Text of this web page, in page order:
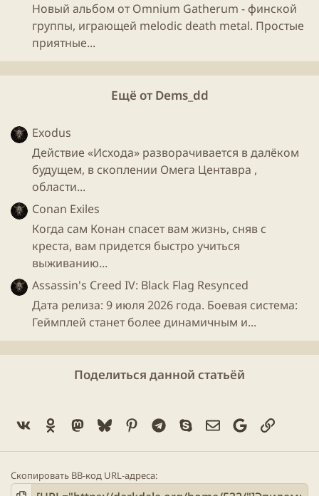
Новый альбом от Omnium Gatherum - финской
группы, играющей melodic death metal. Простые
приятные...
Ещё от Dems_dd
Exodus
Действие «Исхода» разворачивается в далёком
будущем, в скоплении Омега Центавра ,
области...
Conan Exiles
Когда сам Конан спасет вам жизнь, сняв с
креста, вам придется быстро учиться
выживанию...
Assassin's Creed IV: Black Flag Resynced
Дата релиза: 9 июля 2026 года. Боевая система:
Геймплей станет более динамичным и...
Поделиться данной статьёй
Vk Ok Mastodon
BlueskyPinterestTelegram
SkypeЭлектронная
GoogleСсылка
Скопировать BB-код URL-адреса